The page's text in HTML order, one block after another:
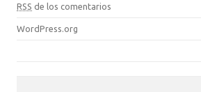
RSS de los comentarios
WordPress.org